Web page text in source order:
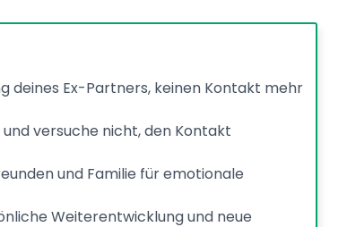
deines Ex-Partners, keinen Kontakt mehr
versuche nicht, den Kontakt
und Familie für emotionale
Weiterentwicklung und neue